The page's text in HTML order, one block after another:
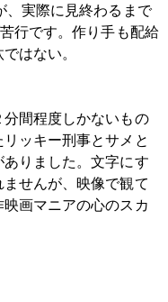
、実際に見終わるまで
行です。作り手も配給
はない。
間程度しかないもの
ッキー刑事とサメと
りました。文字にす
せんが、映像で観て
画マニアの心のスカ